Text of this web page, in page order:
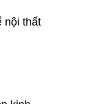
nội thất